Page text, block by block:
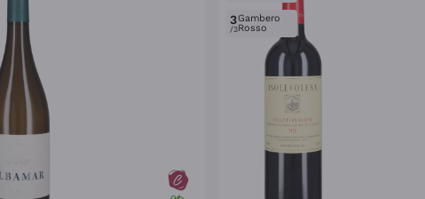
3
/3
Gambero
Rosso